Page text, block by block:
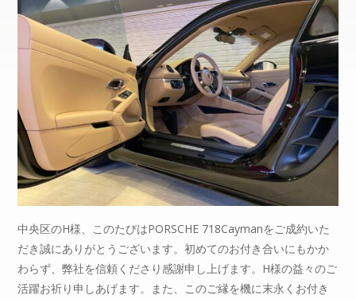
中央区のH様、このたびはPORSCHE 718Caymanをご成約いた
だき誠にありがとうございます。初めてのお付き合いにもかか
わらず、弊社を信頼くださり感謝申し上げます。H様の益々のご
活躍お祈り申しあげます。また、このご縁を機に末永くお付き